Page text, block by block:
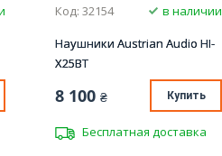
Код: 32154
в наличии
Наушники Austrian Audio HI-
X25BT
8 100 ₴ Купить
Бесплатная доставка